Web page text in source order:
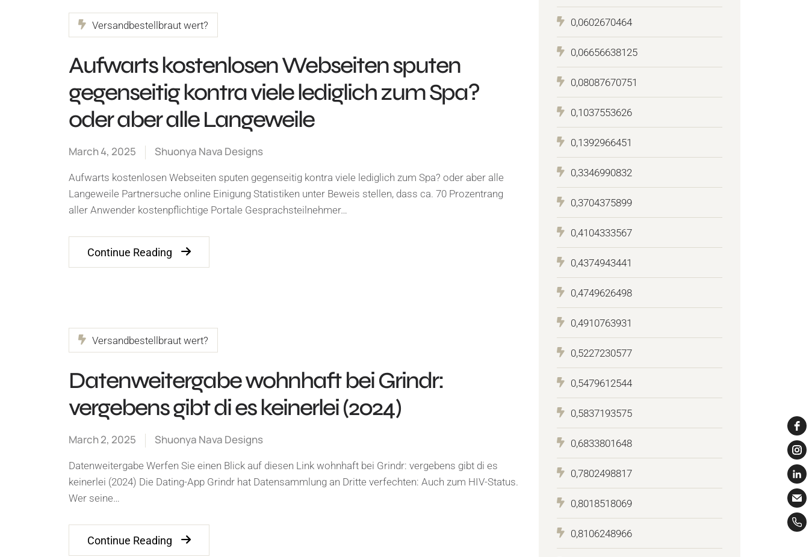
Versandbestellbraut wert?
Aufwarts kostenlosen Webseiten sputen
gegenseitig kontra viele lediglich zum Spa?
oder aber alle Langeweile
March 4, 2025 Shuonya Nava Designs
Aufwarts kostenlosen Webseiten sputen gegenseitig kontra viele lediglich zum Spa? oder aber alle
Langeweile Partnersuche online Einigung Statistiken unter Beweis stellen, dass ca. 70 Prozentrang
aller Anwender kostenpflichtige Portale Gesprachsteilnehmer…
Continue Reading
Versandbestellbraut wert?
Datenweitergabe wohnhaft bei Grindr:
vergebens gibt di es keinerlei (2024)
March 2, 2025 Shuonya Nava Designs
Datenweitergabe Werfen Sie einen Blick auf diesen Link wohnhaft bei Grindr: vergebens gibt di es
keinerlei (2024) Die Dating-App Grindr hat Datensammlung an Dritte verfechten: Auch zum HIV-Status.
Wer seine…
Continue Reading
0,0602670464
0,06656638125
0,08087670751
0,1037553626
0,1392966451
0,3346990832
0,3704375899
0,4104333567
0,4374943441
0,4749626498
0,4910763931
0,5227230577
0,5479612544
0,5837193575
0,6833801648
0,7802498817
0,8018518069
0,8106248966